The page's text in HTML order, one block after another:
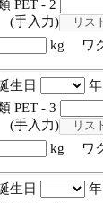
PET - 2
)
kg ワ
生日
PET - 3
)
kg ワ
生日